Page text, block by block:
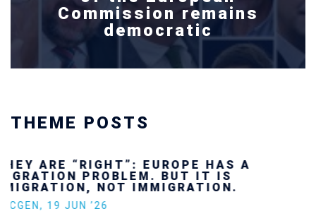
Commission remains
democratic
THEME POSTS
Ukraine’s youth are defending Europe’s
future — and we will not look away
SECGEN ,24 FEB ’26